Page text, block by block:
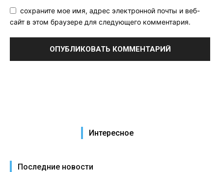
сохраните мое имя, адрес электронной почты и веб-
сайт в этом браузере для следующего комментария.
Интересное
Последние новости